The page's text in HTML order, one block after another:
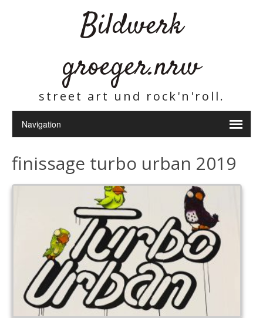
Bildwerk
groeger.nrw
street art und rock'n'roll.
finissage turbo urban 2019